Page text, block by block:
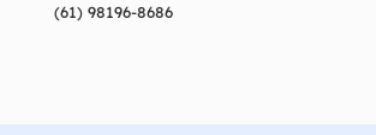
(61) 98196-8686